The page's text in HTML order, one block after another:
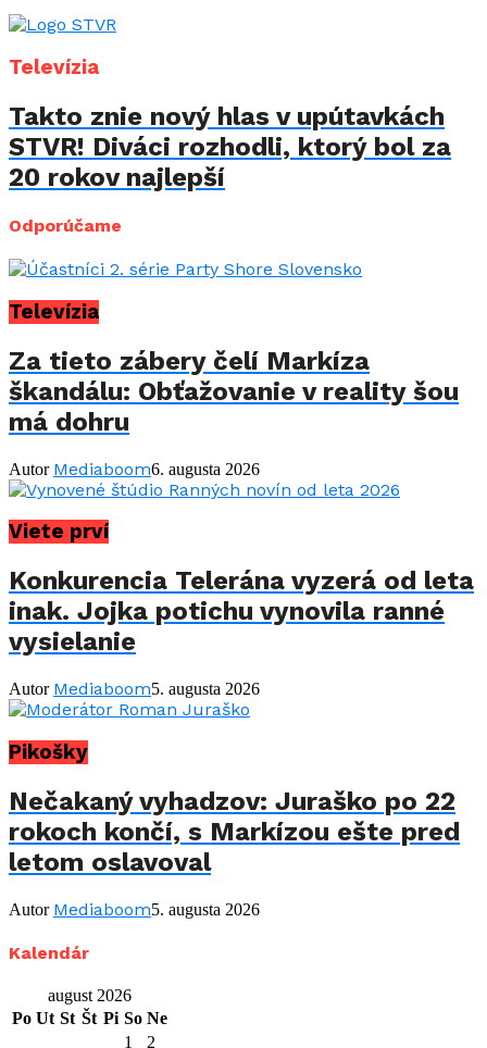
Televízia
Takto znie nový hlas v upútavkách
STVR! Diváci rozhodli, ktorý bol za
20 rokov najlepší
Odporúčame
Televízia
Za tieto zábery čelí Markíza
škandálu: Obťažovanie v reality šou
má dohru
Autor Mediaboom6. augusta 2026
Viete prví
Konkurencia Telerána vyzerá od leta
inak. Jojka potichu vynovila ranné
vysielanie
Autor Mediaboom5. augusta 2026
Pikošky
Nečakaný vyhadzov: Juraško po 22
rokoch končí, s Markízou ešte pred
letom oslavoval
Autor Mediaboom5. augusta 2026
Kalendár
august 2026
Po Ut St Št Pi So Ne
1
2